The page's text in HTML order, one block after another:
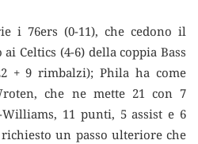
i 76ers (0-11), che cedono il
Celtics (4-6) della coppia Bass
+ 9 rimbalzi); Phila ha come
che ne mette 21 con 7
11 punti, 5 assist e 6
un passo ulteriore che